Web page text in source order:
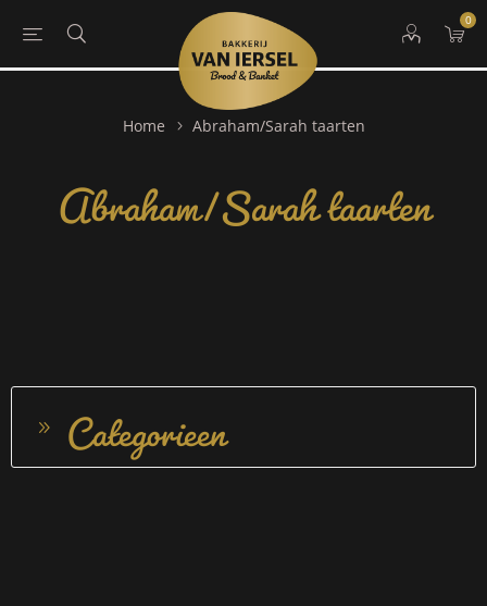
0
Home Abraham/Sarah taarten
Abraham/Sarah taarten
Categorieen